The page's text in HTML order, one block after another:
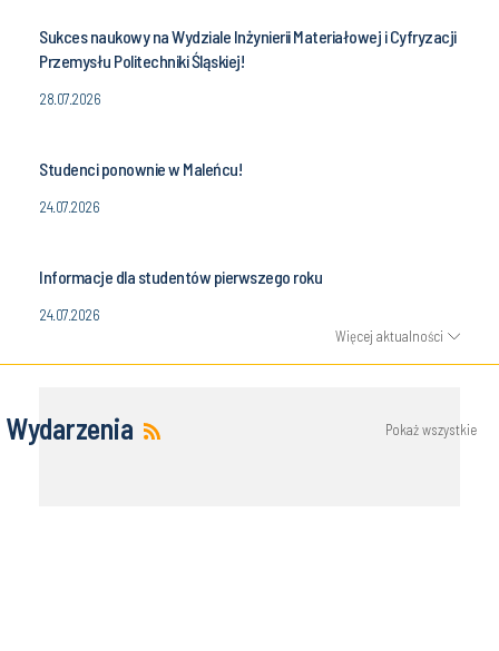
Sukces naukowy na Wydziale Inżynierii Materiałowej i Cyfryzacji
Przemysłu Politechniki Śląskiej!
28.07.2026
Studenci ponownie w Maleńcu!
24.07.2026
Informacje dla studentów pierwszego roku
24.07.2026
Więcej aktualności
Wydarzenia Pokaż wszystkie